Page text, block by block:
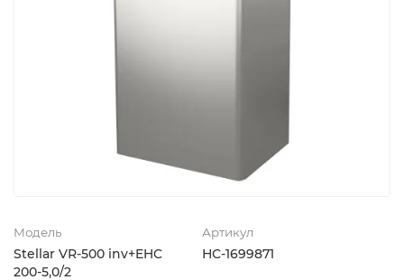
Модель
Stellar VR-500 inv+EHC
200-5,0/2
Артикул
НС-1699871